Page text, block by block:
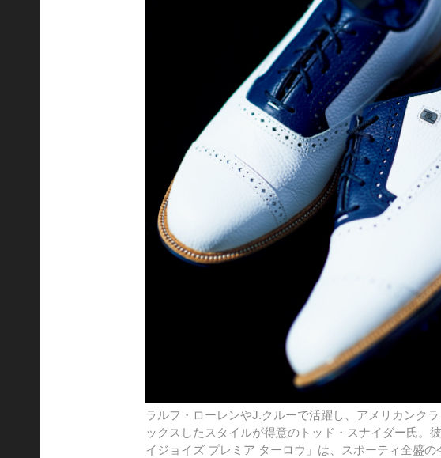
ラルフ・ローレンやJ.クルーで活躍し、アメリカンク
ックスしたスタイルが得意のトッド・スナイダー氏。
イジョイズ プレミア ターロウ」は、スポーティ全盛